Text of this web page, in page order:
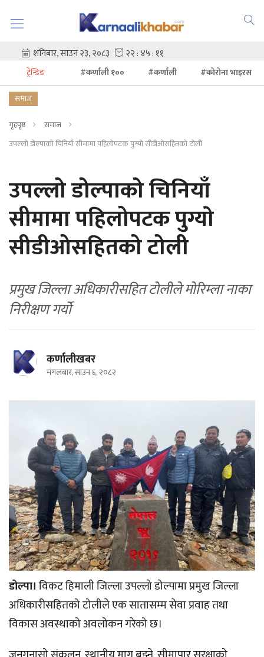
ट्रेन्डिङ #कर्णाली १०० #कर्णाली
#कोरोना भाइरस
समाज
गृहपृष्ठ
समाज
उपल्लो डोल्पाको चिनियाँ सीमामा पहिलोपटक पुग्याे सीडीओसहितको टोली
उपल्लो डोल्पाको चिनियाँ
सीमामा पहिलोपटक पुग्याे
सीडीओसहितको टोली
प्रमुख जिल्ला अधिकारीसहित टोलीले मोरिम्ला नाका
निरीक्षण गर्यो
कर्णालीखबर
मंगलबार, साउन ६, २०८२
डोल्पा।विकट हिमाली जिल्ला उपल्लो डोल्पामा प्रमुख जिल्ला
अधिकारीसहितको टोलीले एक सातासम्म सेवा प्रवाह तथा
विकास अवस्थाको अवलोकन गरेको छ।